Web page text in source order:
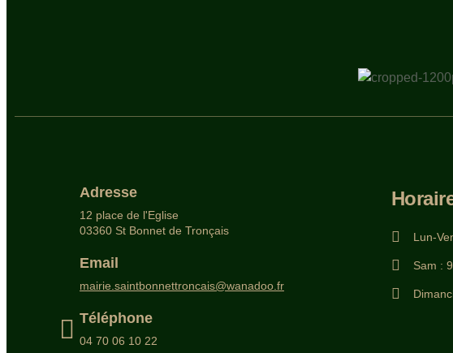
Adresse
12 place de l'Eglise
03360 St Bonnet de Tronçais
Email
mairie.saintbonnettroncais@wanadoo.fr
Téléphone
04 70 06 10 22
Lun-
Sam :